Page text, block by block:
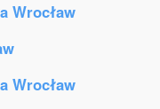
Wrocław
Wrocław